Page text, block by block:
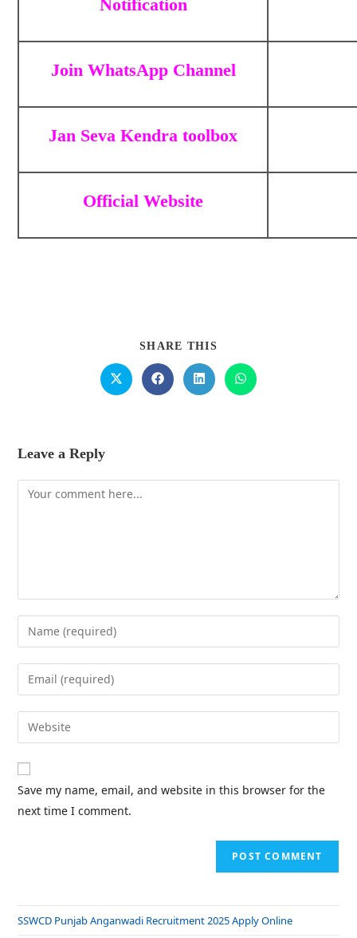
Notification
Join WhatsApp Channel
Jan Seva Kendra toolbox
Official Website
SHARE THIS
Leave a Reply
Save my name, email, and website in this browser for the
next time I comment.
SSWCD Punjab Anganwadi Recruitment 2025 Apply Online